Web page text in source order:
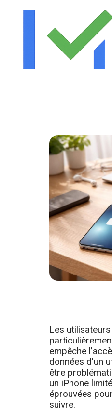
Les
empêche
données d’un
être
un iPhone
éprouvées
suivre.